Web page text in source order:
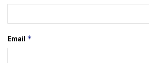
Email *